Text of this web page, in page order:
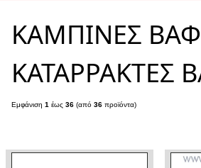
ΚΑΜΠΙΝΕΣ
ΚΑΤΑΡΡΑΚΤΕΣ
Εμφάνιση 1 έως 36 (από 36 προϊόντα)